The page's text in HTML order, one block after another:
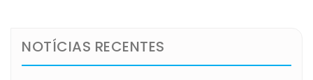
NOTÍCIAS RECENTES